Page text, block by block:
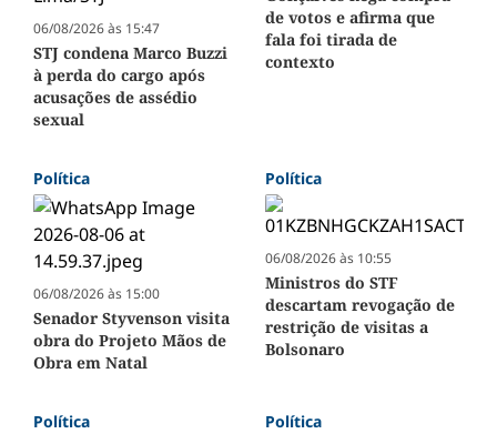
06/08/2026 às 15:47
STJ condena Marco Buzzi
à perda do cargo após
acusações de assédio
sexual
de votos e afirma que
fala foi tirada de
contexto
Política
06/08/2026 às 15:00
Senador Styvenson visita
obra do Projeto Mãos de
Obra em Natal
Política
06/08/2026 às 10:55
Ministros do STF
descartam revogação de
restrição de visitas a
Bolsonaro
Política Política